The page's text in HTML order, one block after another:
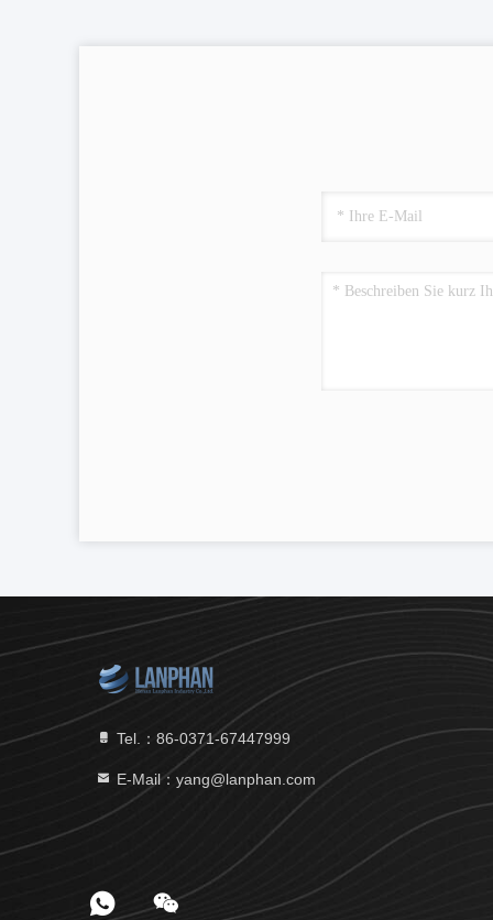
Tel.：86-0371-67447999
E-Mail：yang@lanphan.com